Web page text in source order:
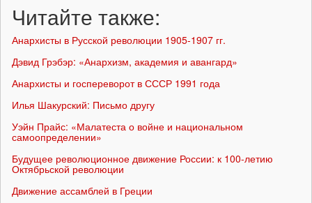
Читайте также:
Анархисты в Русской революции 1905-1907 гг.
Дэвид Грэбэр: «Анархизм, академия и авангард»
Анархисты и госпереворот в СССР 1991 года
Илья Шакурский: Письмо другу
Уэйн Прайс: «Малатеста о войне и национальном
самоопределении»
Будущее революционное движение России: к 100-летию
Октябрьской революции
Движение ассамблей в Греции